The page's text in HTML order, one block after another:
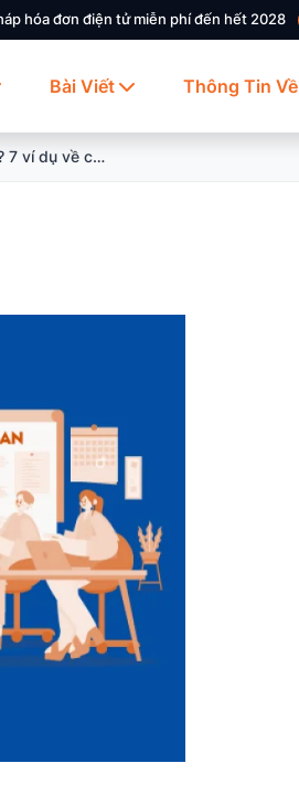
hóa đơn điện tử miễn phí đến hết 2028
Bài Viết Thông Tin
Chiến lược kinh doanh là gì? 7 ví dụ về chiến lược kinh doanh thành công